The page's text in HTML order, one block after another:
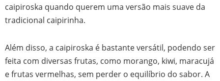
caipiroska quando querem uma versão mais suave da
tradicional caipirinha.
Além disso, a caipiroska é bastante versátil, podendo ser
feita com diversas frutas, como morango, kiwi, maracujá
e frutas vermelhas, sem perder o equilíbrio do sabor. A